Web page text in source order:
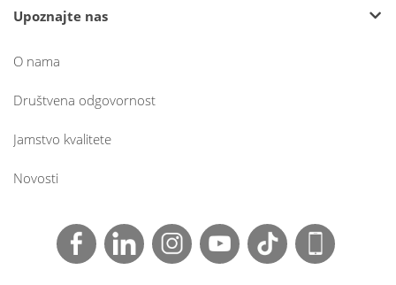
Upoznajte nas
O nama
Društvena odgovornost
Jamstvo kvalitete
Novosti